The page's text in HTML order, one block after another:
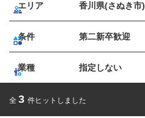
エリア 香川県(さぬき市)
条件 第二新卒歓迎
業種 指定しない
全 3 件ヒットしました